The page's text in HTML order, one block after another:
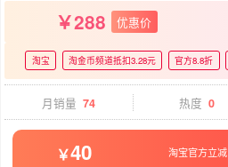
288 优惠价
淘宝 淘金币频道抵扣3.28元 官方8.8折
月销量 74 热度 0
40 淘宝官方立减